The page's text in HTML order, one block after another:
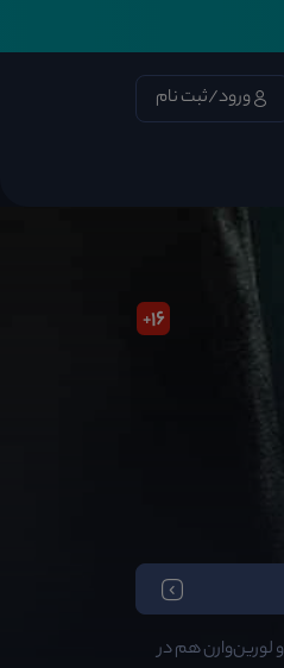
ورود/ثبت نام
16
+
لورین‌وارن هم در